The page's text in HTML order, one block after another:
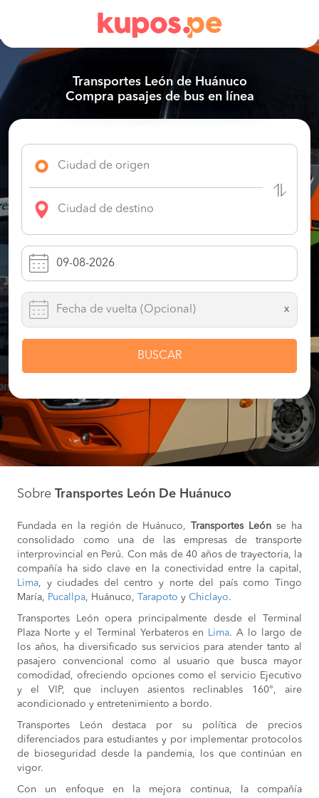
Transportes León de Huánuco
Compra pasajes de bus en línea
x
BUSCAR
Sobre Transportes León De Huánuco
Fundada en la región de Huánuco, Transportes León se ha
consolidado como una de las empresas de transporte
interprovincial en Perú. Con más de 40 años de trayectoria, la
compañía ha sido clave en la conectividad entre la capital,
Lima, y ciudades del centro y norte del país como Tingo
María, Pucallpa, Huánuco, Tarapoto y Chiclayo.
Transportes León opera principalmente desde el Terminal
Plaza Norte y el Terminal Yerbateros en
Lima. A lo largo de
los años, ha diversificado sus servicios para atender tanto al
pasajero convencional como al usuario que busca mayor
comodidad, ofreciendo opciones como el servicio Ejecutivo
y el VIP, que incluyen asientos reclinables 160°, aire
acondicionado y entretenimiento a bordo.
Transportes León destaca por su política de precios
diferenciados para estudiantes y por implementar protocolos
de bioseguridad desde la pandemia, los que continúan en
vigor.
Con un enfoque en la mejora continua, la compañía